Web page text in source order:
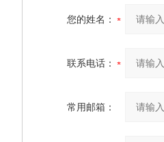
您的姓名：
联系电话：
常用邮箱：